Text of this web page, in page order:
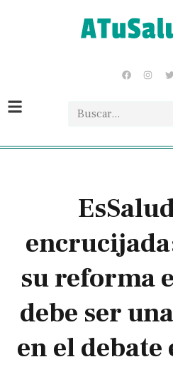
su reforma
debe ser
en el